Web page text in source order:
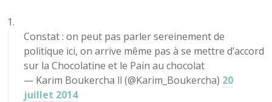
Constat : on peut pas parler sereinement de
politique ici, on arrive même pas à se mettre d’accord
sur la Chocolatine et le Pain au chocolat
— Karim Boukercha ll (@Karim_Boukercha) 20
juillet 2014